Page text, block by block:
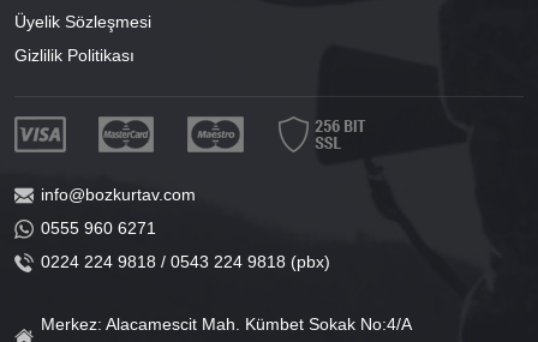
Üyelik Sözleşmesi
Gizlilik Politikası
info@bozkurtav.com
0555 960 6271
0224 224 9818 / 0543 224 9818 (pbx)
Merkez: Alacamescit Mah. Kümbet Sokak No:4/A